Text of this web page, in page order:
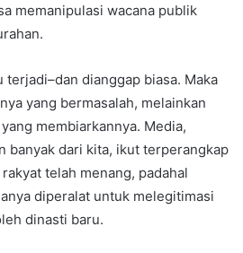
memanipulasi wacana publik
dianggap biasa. Maka
yang bermasalah, melainkan
membiarkannya. Media,
banyak dari kita, ikut terperangkap
telah menang, padahal
diperalat untuk melegitimasi
dinasti baru.